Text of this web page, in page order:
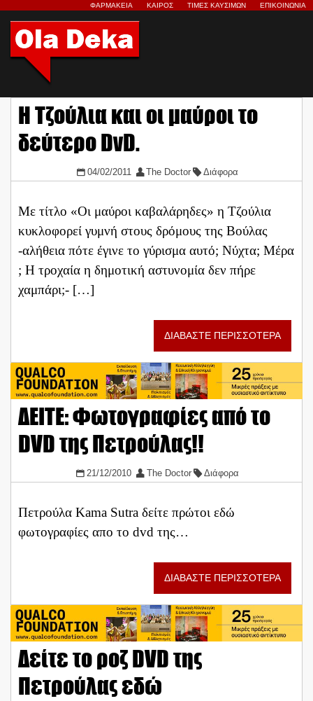
ΦΑΡΜΑΚΕΙΑ ΚΑΙΡΟΣ ΤΙΜΕΣ ΚΑΥΣΙΜΩΝ ΕΠΙΚΟΙΝΩΝΙΑ
Η Τζούλια και οι μαύροι το
δεύτερο DvD.
04/02/2011 The Doctor Διάφορα
Με τίτλο «Οι μαύροι καβαλάρηδες» η Tζούλια
κυκλοφορεί γυμνή στους δρόμους της Βούλας
-αλήθεια πότε έγινε το γύρισμα αυτό; Νύχτα; Μέρα
; Η τροχαία η δημοτική αστυνομία δεν πήρε
χαμπάρι;- […]
ΔΙΑΒΑΣΤΕ ΠΕΡΙΣΣΟΤΕΡΑ
ΔΕΙΤΕ: Φωτογραφίες από το
DVD της Πετρούλας!!
21/12/2010 The Doctor Διάφορα
Πετρούλα Kama Sutra δείτε πρώτοι εδώ
φωτογραφίες απο το dvd της…
ΔΙΑΒΑΣΤΕ ΠΕΡΙΣΣΟΤΕΡΑ
Δείτε το ροζ DVD της
Πετρούλας εδώ